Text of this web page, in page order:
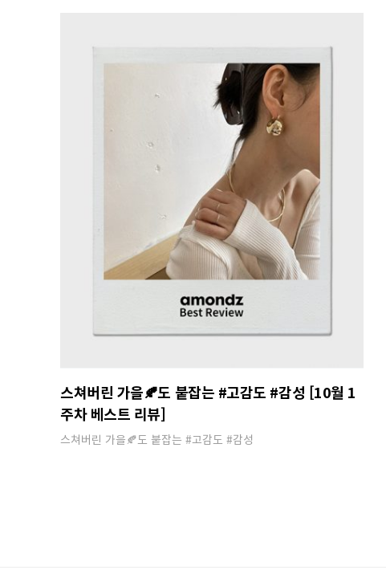
스쳐버린 가을🍂도 붙잡는 #고감도 #감성 [10월 1
주차 베스트 리뷰]
스쳐버린 가을🍂도 붙잡는 #고감도 #감성